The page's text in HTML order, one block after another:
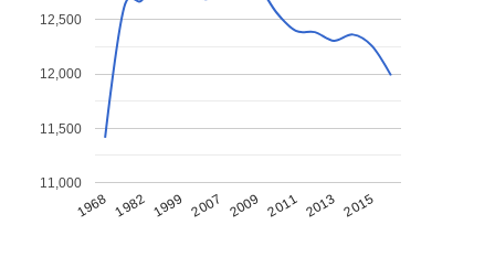
1968 1982 1999 2007 2009 2011 2013 2015
11,000
11,500
12,000
12,500